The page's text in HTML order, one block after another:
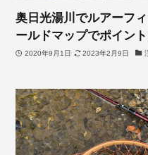
奥日光湯川でルアーフ
ールドマップでポイン
2020年9月1日 2023年2月9日